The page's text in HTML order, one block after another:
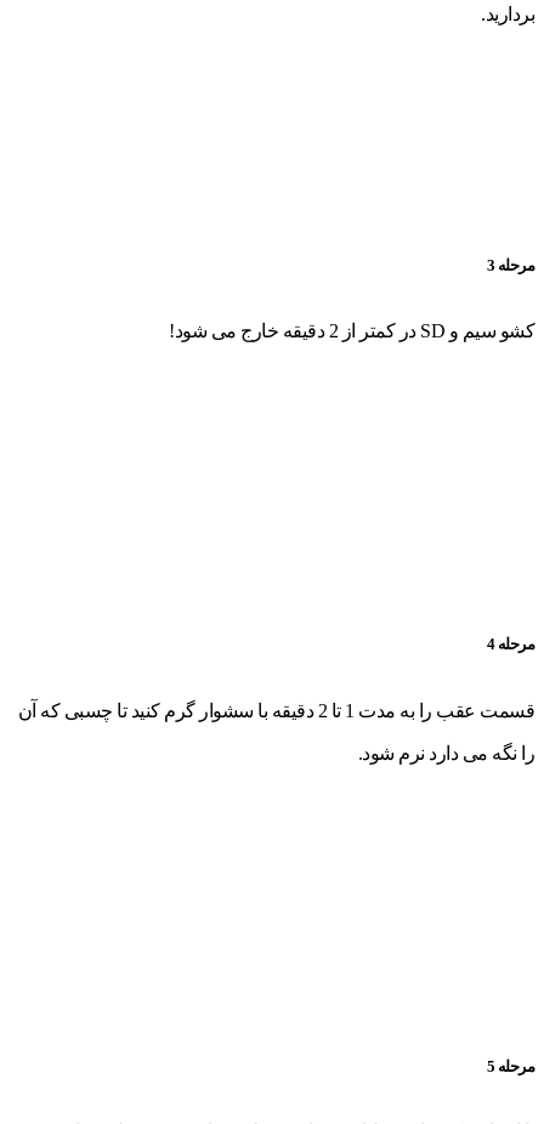
بردارید.
مرحله 3
کشو سیم و SD در کمتر از 2 دقیقه خارج می شود!
مرحله 4
قسمت عقب را به مدت 1 تا 2 دقیقه با سشوار گرم کنید تا چسبی که آن
را نگه می دارد نرم شود.
مرحله 5